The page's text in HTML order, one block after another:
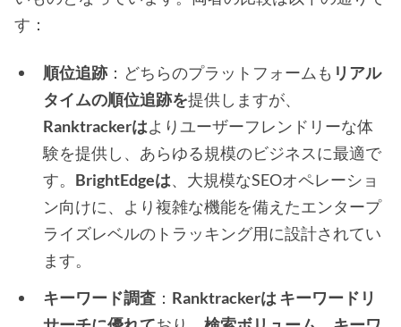
す：
順位追跡：どちらのプラットフォームも リアル
タイムの順位追跡を提供しますが、
Ranktrackerはよりユーザーフレンドリーな体
験を提供し、あらゆる規模のビジネスに最適で
す。 BrightEdgeは、大規模なSEOオペレーショ
ン向けに、より複雑な機能を備えたエンタープ
ライズレベルのトラッキング用に設計されてい
ます。
キーワード調査 ： Ranktrackerは キーワードリ